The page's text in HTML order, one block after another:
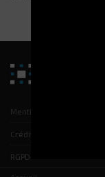
Mentions légales
Crédits
RGPD